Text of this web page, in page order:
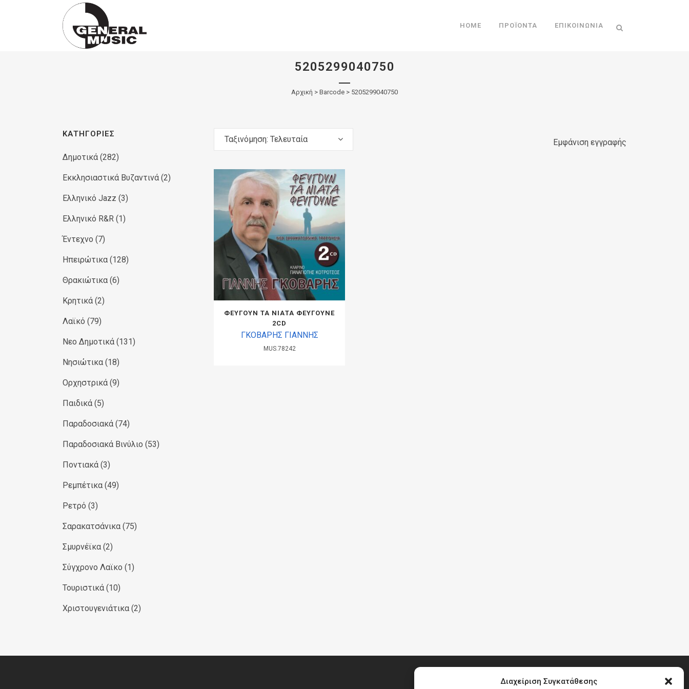
Διαχείριση Συγκατάθεσης
Products
HOME ΠΡΟΪΌΝΤΑ ΕΠΙΚΟΙΝΩΝΊΑ
5205299040750
Αρχική > Barcode > 5205299040750
ΚΑΤΗΓΟΡΊΕΣ
Δημοτικά (282)
Εκκλησιαστικά Βυζαντινά (2)
Ελληνικό Jazz (3)
Ελληνικό R&R (1)
Έντεχνο (7)
Ηπειρώτικα (128)
Θρακιώτικα (6)
Κρητικά (2)
Λαϊκό (79)
Νεο Δημοτικά (131)
Νησιώτικα (18)
Ορχηστρικά (9)
Παιδικά (5)
Παραδοσιακά (74)
Παραδοσιακά Βινύλιο (53)
Ποντιακά (3)
Ρεμπέτικα (49)
Ρετρό (3)
Σαρακατσάνικα (75)
Σμυρνέϊκα (2)
Σύγχρονο Λαϊκο (1)
Τουριστικά (10)
Χριστουγενιάτικα (2)
Εμφάνιση εγγραφής
Ταξινόμηση: Τελευταία
ΦΕΥΓΟΥΝ ΤΑ ΝΙΑΤΑ ΦΕΥΓΟΥΝΕ
2CD
ΓΚΟΒΑΡΗΣ ΓΙΑΝΝΗΣ
MUS.78242